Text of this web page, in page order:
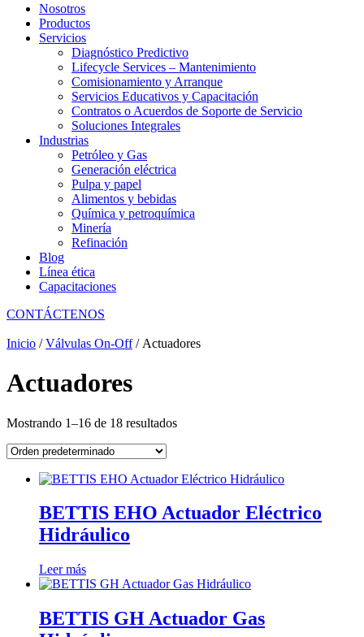
Nosotros
Productos
Servicios
Diagnóstico Predictivo
Lifecycle Services – Mantenimiento
Comisionamiento y Arranque
Servicios Educativos y Capacitación
Contratos o Acuerdos de Soporte de Servicio
Soluciones Integrales
Industrias
Petróleo y Gas
Generación eléctrica
Pulpa y papel
Alimentos y bebidas
Química y petroquímica
Minería
Refinación
Blog
Línea ética
Capacitaciones
CONTÁCTENOS
Inicio /Válvulas On-Off/ Actuadores
Actuadores
Mostrando 1–16 de 18 resultados
BETTIS EHO Actuador Eléctrico
Hidráulico
Leer más
BETTIS GH Actuador Gas